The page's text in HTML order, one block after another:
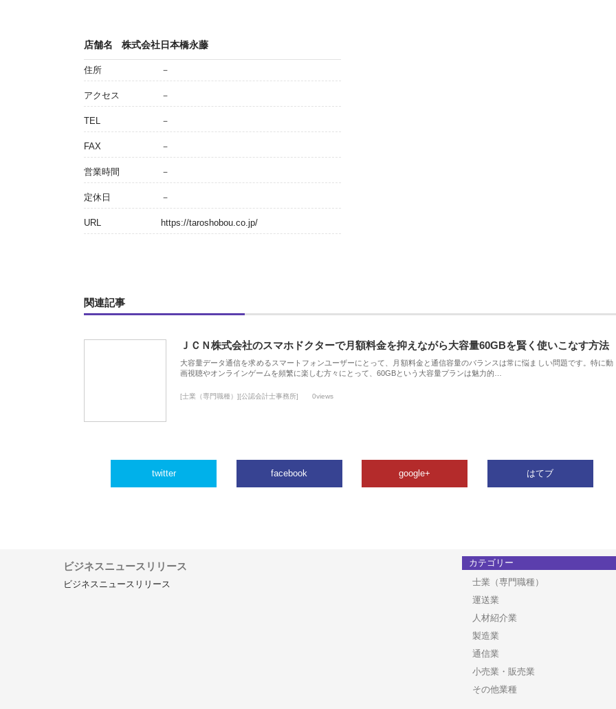
店舗名 株式会社日本橋永藤
住所 －
アクセス －
TEL －
FAX －
営業時間 －
定休日 －
URL https://taroshobou.co.jp/
関連記事
ＪＣＮ株式会社のスマホドクターで月額料金を抑えながら大容量60GBを賢く使いこなす方法
大容量データ通信を求めるスマートフォンユーザーにとって、月額料金と通信容量のバランスは常に悩ましい問題です。特に動
画視聴やオンラインゲームを頻繁に楽しむ方々にとって、60GBという大容量プランは魅力的…
[士業（専門職種）][公認会計士事務所] 0views
twitter facebook google+ はてブ
ビジネスニュースリリース
ビジネスニュースリリース
カテゴリー
士業（専門職種）
運送業
人材紹介業
製造業
通信業
小売業・販売業
その他業種